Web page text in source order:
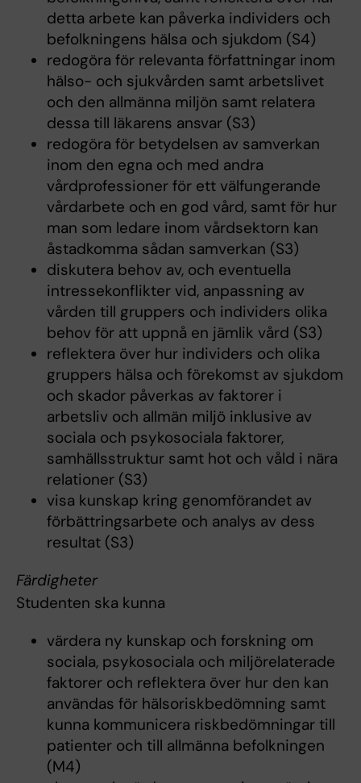
detta arbete kan påverka individers och
befolkningens hälsa och sjukdom (S4)
redogöra för relevanta författningar inom
hälso- och sjukvården samt arbetslivet
och den allmänna miljön samt relatera
dessa till läkarens ansvar (S3)
redogöra för betydelsen av samverkan
inom den egna och med andra
vårdprofessioner för ett välfungerande
vårdarbete och en god vård, samt för hur
man som ledare inom vårdsektorn kan
åstadkomma sådan samverkan (S3)
diskutera behov av, och eventuella
intressekonflikter vid, anpassning av
vården till gruppers och individers olika
behov för att uppnå en jämlik vård (S3)
reflektera över hur individers och olika
gruppers hälsa och förekomst av sjukdom
och skador påverkas av faktorer i
arbetsliv och allmän miljö inklusive av
sociala och psykosociala faktorer,
samhällsstruktur samt hot och våld i nära
relationer (S3)
visa kunskap kring genomförandet av
förbättringsarbete och analys av dess
resultat (S3)
Färdigheter
Studenten ska kunna
värdera ny kunskap och forskning om
sociala, psykosociala och miljörelaterade
faktorer och reflektera över hur den kan
användas för hälsoriskbedömning samt
kunna kommunicera riskbedömningar till
patienter och till allmänna befolkningen
(M4)